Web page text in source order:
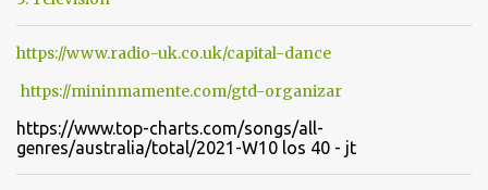
o
https://www.radio-uk.co.uk/capital-dance
https://mininmamente.com/gtd-organizar
https://www.top-charts.com/songs/all-
genres/australia/total/2021-W10 los 40 - jt